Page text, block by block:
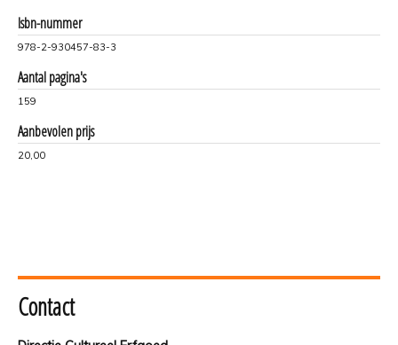
Isbn-nummer
978-2-930457-83-3
Aantal pagina's
159
Aanbevolen prijs
20,00
Contact